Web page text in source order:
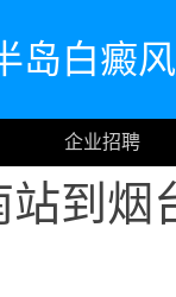
岛白癜
企业招聘
站到